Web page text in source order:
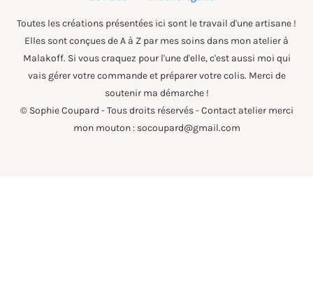
Toutes les créations présentées ici sont le travail d'une artisane !
Elles sont conçues de A à Z par mes soins dans mon atelier à
Malakoff. Si vous craquez pour l'une d'elle, c'est aussi moi qui
vais gérer votre commande et préparer votre colis. Merci de
soutenir ma démarche !
© Sophie Coupard - Tous droits réservés - Contact atelier merci
mon mouton : socoupard@gmail.com